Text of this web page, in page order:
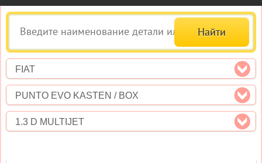
FIAT
PUNTO EVO KASTEN / BOX
1.3 D MULTIJET